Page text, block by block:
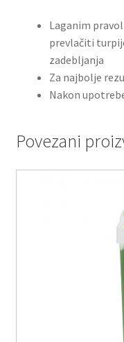
Laganim
prevlačiti
zadebljanja
Za najbolje
Nakon
Povezani